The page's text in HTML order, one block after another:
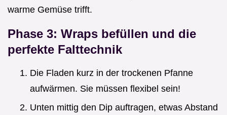
warme Gemüse trifft.
Phase 3: Wraps befüllen und die
perfekte Falttechnik
Die Fladen kurz in der trockenen Pfanne
aufwärmen. Sie müssen flexibel sein!
Unten mittig den Dip auftragen, etwas Abstand